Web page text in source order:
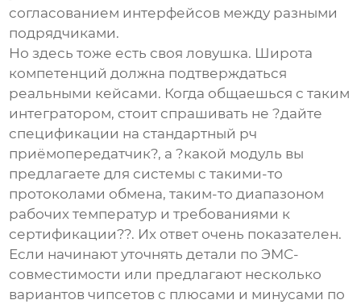
согласованием интерфейсов между разными
подрядчиками.
Но здесь тоже есть своя ловушка. Широта
компетенций должна подтверждаться
реальными кейсами. Когда общаешься с таким
интегратором, стоит спрашивать не ?дайте
спецификации на стандартный рч
приёмопередатчик?, а ?какой модуль вы
предлагаете для системы с такими-то
протоколами обмена, таким-то диапазоном
рабочих температур и требованиями к
сертификации??. Их ответ очень показателен.
Если начинают уточнять детали по ЭМС-
совместимости или предлагают несколько
вариантов чипсетов с плюсами и минусами по